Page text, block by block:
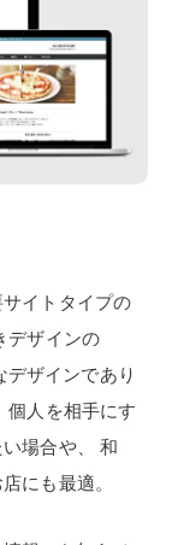
イトタイプの
デザインの
デザインであり
個人を相手にす
場合や、
和
にも最適。